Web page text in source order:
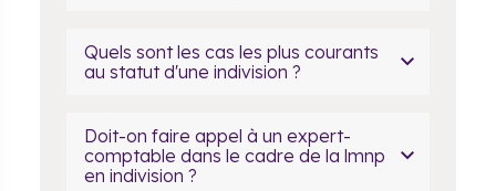
Quels sont les cas les plus courants
au statut d'une indivision ?
Doit-on faire appel à un expert-
comptable dans le cadre de la lmnp
en indivision ?